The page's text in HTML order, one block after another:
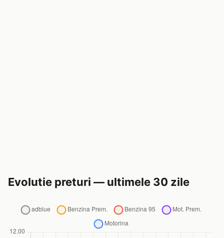
Evolutie preturi — ultimele 30 zile